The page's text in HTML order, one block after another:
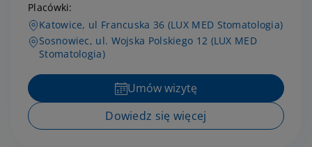
Placówki:
Katowice, ul Francuska 36 (LUX MED Stomatologia)
Sosnowiec, ul. Wojska Polskiego 12 (LUX MED
Stomatologia)
Umów wizytę
Dowiedz się więcej